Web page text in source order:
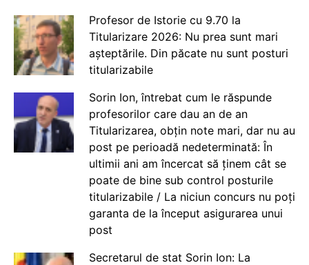
Profesor de Istorie cu 9.70 la
Titularizare 2026: Nu prea sunt mari
așteptările. Din păcate nu sunt posturi
titularizabile
Sorin Ion, întrebat cum le răspunde
profesorilor care dau an de an
Titularizarea, obțin note mari, dar nu au
post pe perioadă nedeterminată: În
ultimii ani am încercat să ținem cât se
poate de bine sub control posturile
titularizabile / La niciun concurs nu poți
garanta de la început asigurarea unui
post
Secretarul de stat Sorin Ion: La